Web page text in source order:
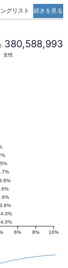
グリスト -続きを見る
: 380,588,993
4.0%
4.0%
3.8%
女性
6% 8% 10%